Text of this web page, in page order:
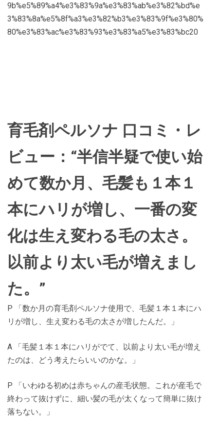
育毛剤ペルソナ 口コミ・レ
ビュー：“半信半疑で使い始
めて数か月、毛髪も１本１
本にハリが増し、一番の変
化は生え変わる毛の太さ。
以前より太い毛が増えまし
た。”
P 「数か月の育毛剤ペルソナ使用で、毛髪１本１本にハ
リが増し、生え変わる毛の太さが増したんだ。」
A 「毛髪１本１本にハリがでて、以前より太い毛が増え
たのは、どう考えたらいいのかな。」
P 「いわゆる初めは赤ちゃんの産毛状態。これが産毛で
終わって抜けずに、細い髪の毛が太くなって簡単に抜け
落ちない。」